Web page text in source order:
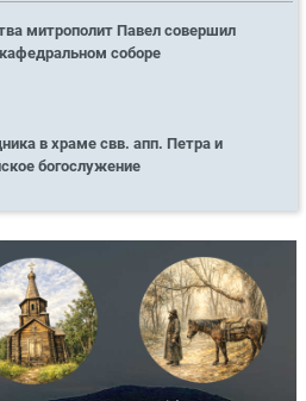
митрополит Павел совершил
соборе
в храме свв. апп. Петра и
богослужение